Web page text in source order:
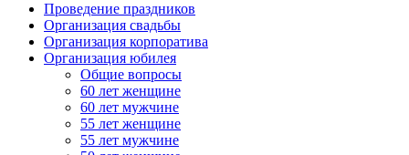
Проведение праздников
Организация свадьбы
Организация корпоратива
Организация юбилея
Общие вопросы
60 лет женщине
60 лет мужчине
55 лет женщине
55 лет мужчине